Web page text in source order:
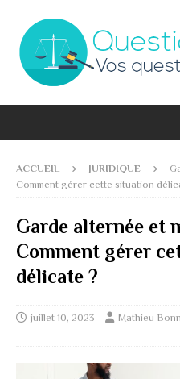
ACCUEIL JURIDIQUE
Comment gérer cette situation
Garde alternée et
Comment gérer
délicate ?
juillet 10, 2023 Mathieu